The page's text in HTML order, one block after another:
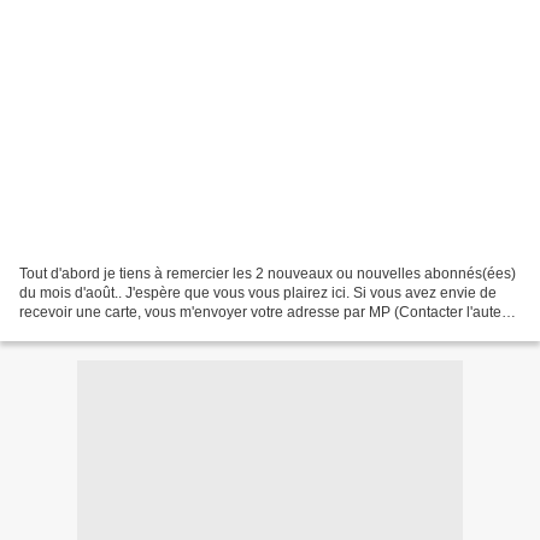
Tout d'abord je tiens à remercier les 2 nouveaux ou nouvelles abonnés(ées)
du mois d'août.. J'espère que vous vous plairez ici. Si vous avez envie de
recevoir une carte, vous m'envoyer votre adresse par MP (Contacter l'auteur)